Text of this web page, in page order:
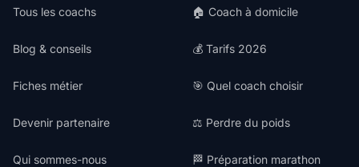
Tous les coachs
Blog & conseils
Fiches métier
Devenir partenaire
Qui sommes-nous
🏠 Coach à domicile
💰 Tarifs 2026
🎯 Quel coach choisir
⚖️ Perdre du poids
🏁 Préparation marathon